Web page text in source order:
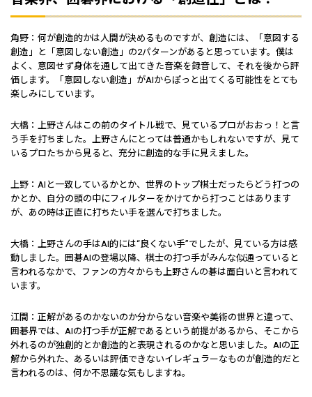
角野：何が創造的かは人間が決めるものですが、創造には、「意図する
創造」と「意図しない創造」の2パターンがあると思っています。僕は
よく、意図せず身体を通して出てきた音楽を録音して、それを後から評
価します。「意図しない創造」がAIからぽっと出てくる可能性をとても
楽しみにしています。
大橋：上野さんはこの前のタイトル戦で、見ているプロがおおっ！と言
う手を打ちました。上野さんにとっては普通かもしれないですが、見て
いるプロたちから見ると、充分に創造的な手に見えました。
上野：AIと一致しているかとか、世界のトップ棋士だったらどう打つの
かとか、自分の頭の中にフィルターをかけてから打つことはあります
が、あの時は正直に打ちたい手を選んで打ちました。
大橋：上野さんの手はAI的には“良くない手”でしたが、見ている方は感
動しました。囲碁AIの登場以降、棋士の打つ手がみんな似通っていると
言われるなかで、ファンの方々からも上野さんの碁は面白いと言われて
います。
江間：正解があるのかないのか分からない音楽や美術の世界と違って、
囲碁界では、AIの打つ手が正解であるという前提があるから、そこから
外れるのが独創的とか創造的と表現されるのかなと思いました。AIの正
解から外れた、あるいは評価できないイレギュラーなものが創造的だと
言われるのは、何か不思議な気もしますね。